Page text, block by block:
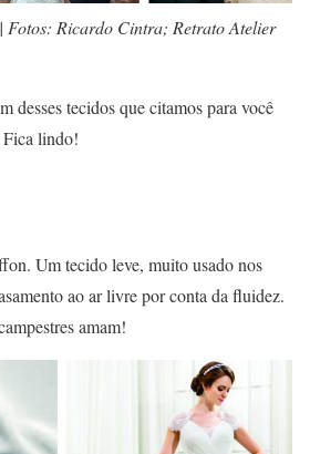
Fotos: Ricardo Cintra; Retrato Atelier
desses tecidos que citamos para você
Fica lindo!
Um tecido leve, muito usado nos
ao ar livre por conta da fluidez.
amam!